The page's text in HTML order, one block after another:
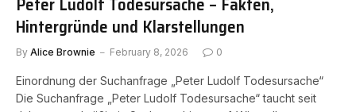
Hintergründe und Klarstellungen
By Alice Brownie February 8, 2026 0
Einordnung der Suchanfrage „Peter Ludolf Todesursache“
Die Suchanfrage „Peter Ludolf Todesursache“ taucht seit